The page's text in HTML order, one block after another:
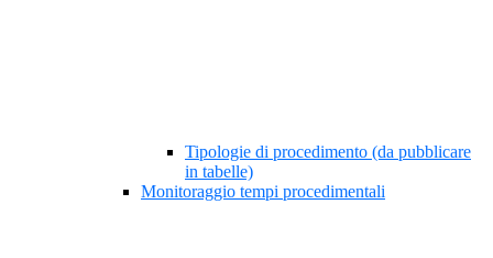
Tipologie di procedimento (da pubblicare
in tabelle)
Monitoraggio tempi procedimentali